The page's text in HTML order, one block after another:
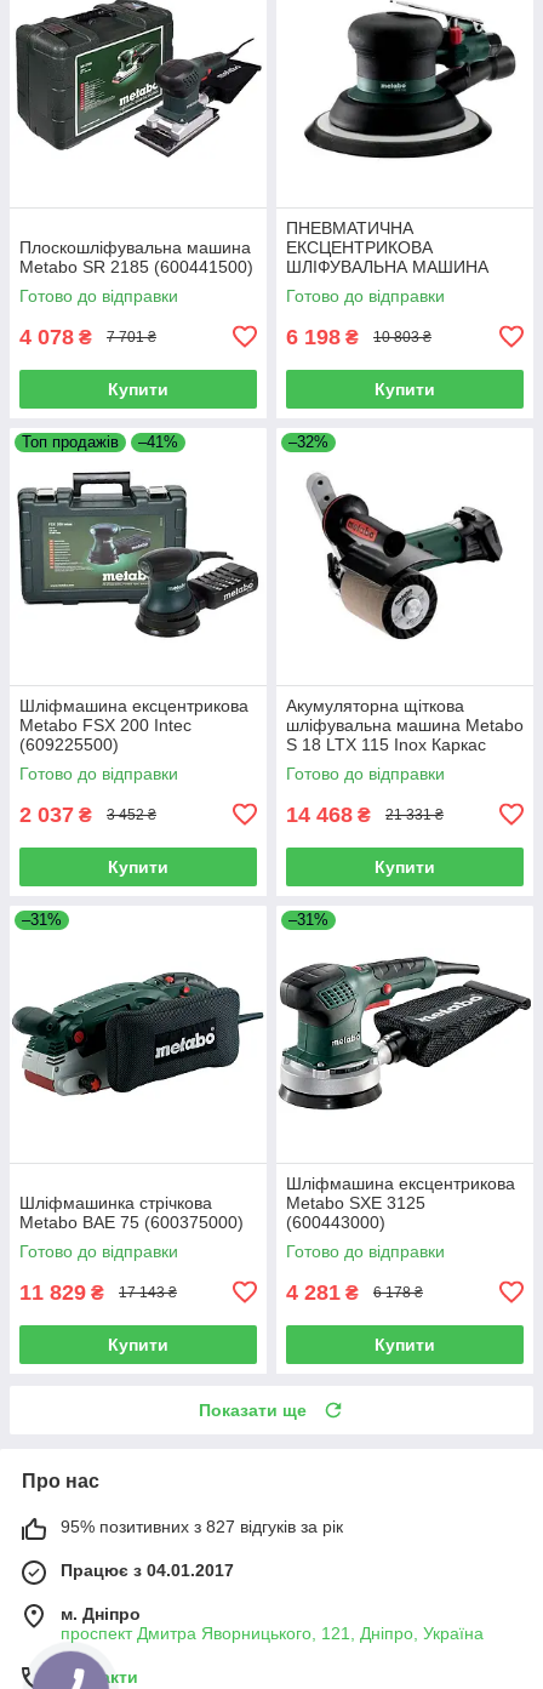
Плоскошліфувальна машина
Metabo SR 2185 (600441500)
Готово до відправки
4 078 ₴ 7 701 ₴
Купити
ПНЕВМАТИЧНА
ЕКСЦЕНТРИКОВА
ШЛІФУВАЛЬНА МАШИНА
Metabo DSX 150 (601558000)
Готово до відправки
6 198 ₴ 10 803 ₴
Купити
Топ продажів –41%
Шліфмашина ексцентрикова
Metabo FSX 200 Intec
(609225500)
Готово до відправки
2 037 ₴ 3 452 ₴
Купити
–32%
Акумуляторна щіткова
шліфувальна машина Metabo
S 18 LTX 115 Inox Каркас
(600154850)
Готово до відправки
14 468 ₴ 21 331 ₴
Купити
–31%
Шліфмашинка стрічкова
Metabo BAE 75 (600375000)
Готово до відправки
11 829 ₴ 17 143 ₴
Купити
–31%
Шліфмашина ексцентрикова
Metabo SXE 3125
(600443000)
Готово до відправки
4 281 ₴ 6 178 ₴
Купити
Показати ще
Про нас
95% позитивних з 827 відгуків за рік
Працює з 04.01.2017
м. Дніпро
проспект Дмитра Яворницького, 121, Дніпро, Україна
Контакти